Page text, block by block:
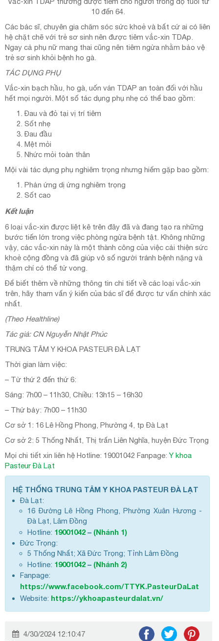
10 đến 64.
Các bác sĩ, chuyên gia chăm sóc sức khoẻ và bất cứ ai có liên
hệ chặt chẽ với trẻ sơ sinh nên được tiêm vắc-xin TDAp.
Ngay cả phụ nữ mang thai cũng nên tiêm ngừa nhằm bảo vệ
trẻ sơ sinh khỏi bệnh ho gà.
TÁC DỤNG PHỤ
Vắc-xin bạch hầu, ho gà, uốn ván TDAP an toàn đối với hầu
hết mọi người. Một số tác dụng phụ nhẹ có thể bao gồm:
Đau và đỏ tại vị trí tiêm
Sốt nhẹ
Đau đầu
Mệt mỏi
Nhức mỏi toàn thân
Mội vài tác dụng phụ nghiêm trọng nhưng hiếm gặp bao gồm:
Phản ứng dị ứng nghiêm trọng
Sốt cao
Kết luận
6 loại vắc-xin được liệt kê trên đây đã và đang tạo ra những
bước tiến lớn trong việc phòng ngừa bệnh tật. Không những
vậy, các vắc-xin này là một thành công của việc cải thiện sức
khoẻ cộng đồng và đã giúp vô số người tránh bệnh nặng và
thậm chí có thể tử vong.
Để biết thêm về những thông tin chi tiết về các loại vắc-xin
trên, hãy tham vấn ý kiến của bác sĩ để được tư vấn chính xác
nhất.
(Theo Healthline)
Tác giả: CN Nguyễn Nhật Phúc
TRUNG TÂM Y KHOA PASTEUR ĐÀ LẠT
Thời gian làm việc:
– Từ thứ 2 đến thứ 6:
Sáng: 7h00 – 11h30, Chiều: 13h15 – 16h30
– Thứ bảy: 7h00 – 11h30
Cơ sở 1: 16 Lê Hồng Phong, Phường 4, tp Đà Lạt
Cơ sở 2: 5 Thống Nhất, Thị trấn Liên Nghĩa, huyện Đức Trọng
Mọi chi tiết xin liên hệ Hotline: 19001042 Fanpage:Y khoa
Pasteur Đà Lạt
HỆ THỐNG TRUNG TÂM Y KHOA PASTEUR ĐÀ LẠT
Đà Lạt:
16 Đường Lê Hồng Phong, Phường Xuân Hương -
Đà Lạt, Lâm Đồng
Hotline: 19001042 – (Nhánh 1)
Đức Trọng:
5 Thống Nhất; Xã Đức Trọng; Tỉnh Lâm Đồng
Hotline: 19001042 – (Nhánh 2)
Fanpage:
https://www.facebook.com/TTYK.PasteurDaLat
Website: https://ykhoapasteurdalat.vn/
4/30/2024 12:10:47